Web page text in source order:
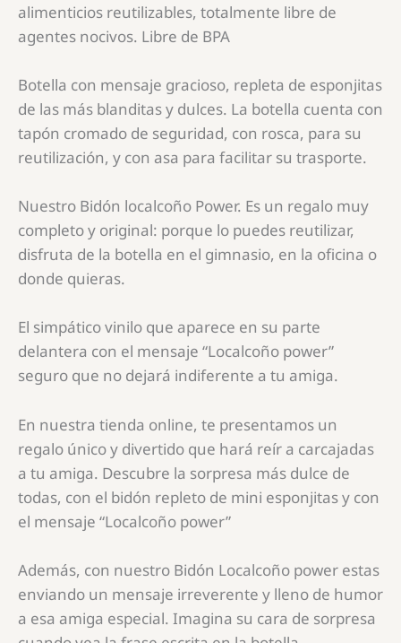
alimenticios reutilizables, totalmente libre de
agentes nocivos. Libre de BPA
Botella con mensaje gracioso, repleta de esponjitas
de las más blanditas y dulces. La botella cuenta con
tapón cromado de seguridad, con rosca, para su
reutilización, y con asa para facilitar su trasporte.
Nuestro Bidón localcoño Power. Es un regalo muy
completo y original: porque lo puedes reutilizar,
disfruta de la botella en el gimnasio, en la oficina o
donde quieras.
El simpático vinilo que aparece en su parte
delantera con el mensaje “Localcoño power”
seguro que no dejará indiferente a tu amiga.
En nuestra tienda online, te presentamos un
regalo único y divertido que hará reír a carcajadas
a tu amiga. Descubre la sorpresa más dulce de
todas, con el bidón repleto de mini esponjitas y con
el mensaje “Localcoño power”
Además, con nuestro Bidón Localcoño power estas
enviando un mensaje irreverente y lleno de humor
a esa amiga especial. Imagina su cara de sorpresa